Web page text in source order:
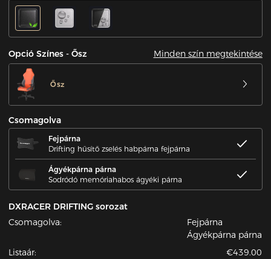
Opció Színes - Ősz Minden szín megtekintése
Ősz
Csomagolva
Fejpárna
Drifting hűsítő zselés habpárna fejpárna
Ágyékpárna párna
Sodródó memóriahabos ágyéki párna
DXRACER DRIFTING sorozat
Csomagolva:
Fejpárna
Ágyékpárna párna
Listaár:
€439.00